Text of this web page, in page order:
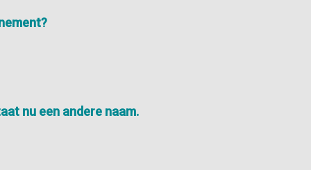
nu een andere naam.